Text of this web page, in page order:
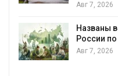
Авг 7, 2026
Названы
России
Авг 7, 2026